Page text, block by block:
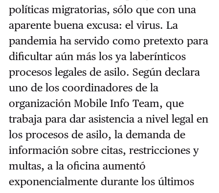
políticas migratorias, sólo que con una
aparente buena excusa: el virus. La
pandemia ha servido como pretexto para
dificultar aún más los ya laberínticos
procesos legales de asilo. Según declara
uno de los coordinadores de la
organización ​Mobile Info Team​, que
trabaja para dar asistencia a nivel legal en
los procesos de asilo, la demanda de
información sobre citas, restricciones y
multas, a la oficina aumentó
exponencialmente durante los últimos